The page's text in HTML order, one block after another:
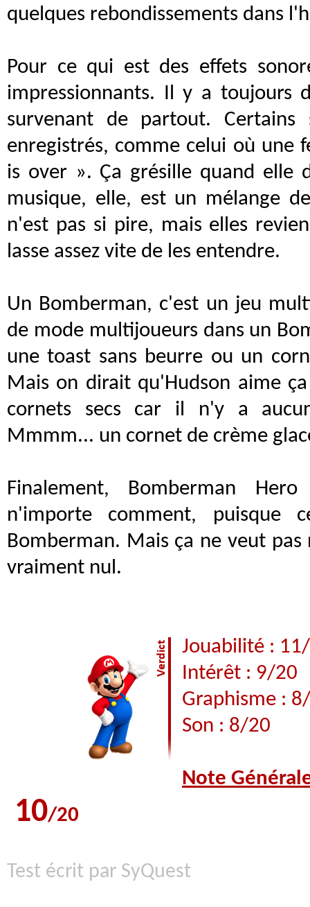
quelques rebondissements dans
Pour ce qui est des effets
impressionnants. Il y a toujours
survenant de partout.
enregistrés, comme celui où une
is over ». Ça grésille quand elle
musique, elle, est un mélange
n'est pas si pire, mais elles
lasse assez vite de les entendre.
Un Bomberman, c'est un jeu
de mode multijoueurs dans un
une toast sans beurre ou un
Mais on dirait qu'Hudson aime
cornets secs car il n'y a
Mmmm... un cornet de crème
Finalement, Bomberman
n'importe comment, puisque
Bomberman. Mais ça ne veut
vraiment nul.
Jouabilité :
Intérêt : 9/20
Graphisme :
Son : 8/20
Note
10/20
Test écrit par SyQuest